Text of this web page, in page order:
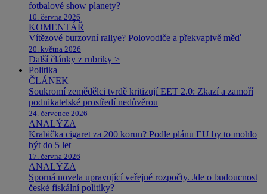
fotbalové show planety?
10. června 2026
KOMENTÁŘ
Vítězové burzovní rallye? Polovodiče a překvapivě měď
20. května 2026
Další články z rubriky >
Politika
ČLÁNEK
Soukromí zemědělci tvrdě kritizují EET 2.0: Zkazí a zamoří
podnikatelské prostředí nedůvěrou
24. července 2026
ANALÝZA
Krabička cigaret za 200 korun? Podle plánu EU by to mohlo
být do 5 let
17. června 2026
ANALÝZA
Sporná novela upravující veřejné rozpočty. Jde o budoucnost
české fiskální politiky?